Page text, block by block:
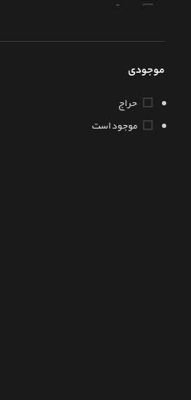
هر کپسول: ‎200 µg سلنیوم
وزن هر کپسول: ۱۴۰۰ میلی‌گرم
وزن هر کپسول: 600 میلی‌گرم
وزن هر کپسول: ۸۰۰ میلی‌گرم
موجودی
حراج
موجود است